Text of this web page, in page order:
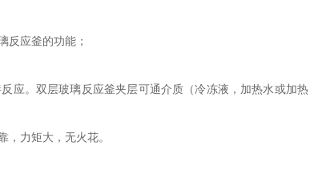
反应釜的功能；
应。双层玻璃反应釜夹层可通介质（冷冻液，加热水或加热
力矩大，无火花。